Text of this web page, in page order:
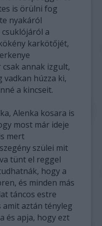
is örülni fog
nyakáról
a
karkötőjét,
annak izgult,
vadkan húzza ki,
a kincseit.
Alenka kosara is
most már ideje
mert
szülei mit
tünt el reggel
hogy a
és minden más
táncos estre
amit aztán tényleg
és apja, hogy ezt